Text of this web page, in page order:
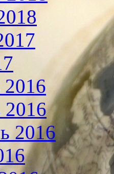
2016
2016
2016